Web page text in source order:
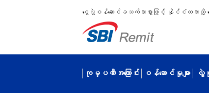
ငွေလွှဲဝန်ဆောင်ခသက်သာစွာဖြင့် နိုင်ငံတကာသို့
ကုမ္ပဏီအကြောင်း ဝန်ဆောင်မှုများ လွှဲ